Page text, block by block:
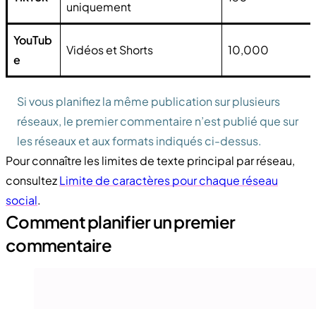
uniquement
YouTub
e
Vidéos et Shorts 10,000
Si vous planifiez la même publication sur plusieurs
réseaux, le premier commentaire n’est publié que sur
les réseaux et aux formats indiqués ci-dessus.
Pour connaître les limites de texte principal par réseau,
consultezLimite de caractères pour chaque réseau
social.
Comment planifier un premier
commentaire